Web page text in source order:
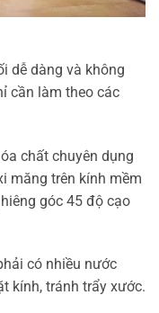
dễ dàng và không
cần làm theo các
chất chuyên dụng
măng trên kính mềm
góc 45 độ cạo
có nhiều nước
kính, tránh trẩy xước.